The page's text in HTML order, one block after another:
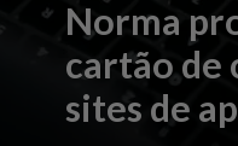
Norma
cartão de
sites de